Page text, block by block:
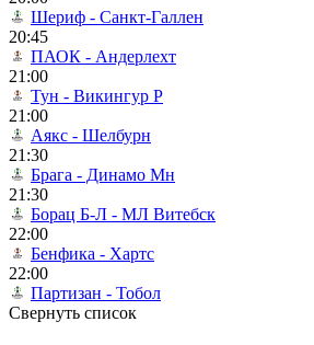
Шериф - Санкт-Галлен
20:45
ПАОК - Андерлехт
21:00
Тун - Викингур Р
21:00
Аякс - Шелбурн
21:30
Брага - Динамо Мн
21:30
Борац Б-Л - МЛ Витебск
22:00
Бенфика - Хартс
22:00
Партизан - Тобол
Свернуть список